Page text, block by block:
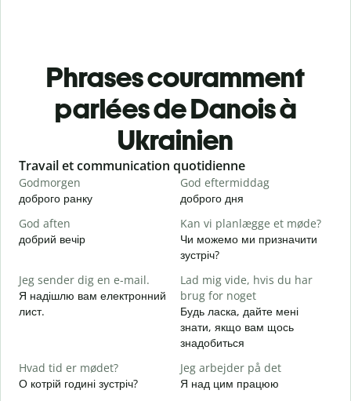
Phrases couramment
parlées de Danois à
Ukrainien
Slide 1 of 6
Travail et communication quotidienne
Godmorgen
доброго ранку
God eftermiddag
доброго дня
God aften
добрий вечір
Kan vi planlægge et møde?
Чи можемо ми призначити
зустріч?
Jeg sender dig en e-mail.
Я надішлю вам електронний
лист.
Lad mig vide, hvis du har
brug for noget
Будь ласка, дайте мені
знати, якщо вам щось
знадобиться
Hvad tid er mødet?
О котрій годині зустріч?
Jeg arbejder på det
Я над цим працюю